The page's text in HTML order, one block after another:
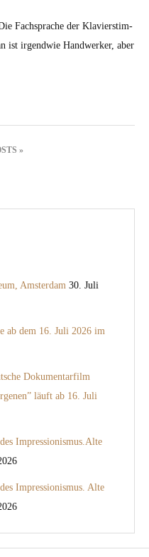
Fach­sprache der Klavier­stim­
ist irgend­wie Handw­erk­er, aber
»
Amsterdam 30. Juli
ab dem 16. Juli 2026 im
Dokumentarfilm
läuft ab 16. Juli
Impressionismus.Alte
Impressionismus. Alte